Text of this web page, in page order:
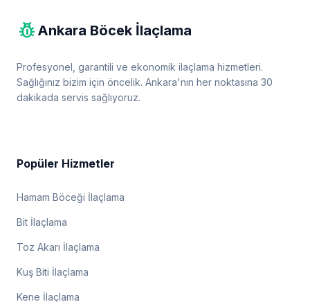
pest_control Ankara Böcek İlaçlama
Profesyonel, garantili ve ekonomik ilaçlama hizmetleri.
Sağlığınız bizim için öncelik. Ankara'nın her noktasına 30
dakikada servis sağlıyoruz.
Popüler Hizmetler
Hamam Böceği İlaçlama
Bit İlaçlama
Toz Akarı İlaçlama
Kuş Biti İlaçlama
Kene İlaçlama